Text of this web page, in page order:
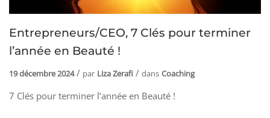
Entrepreneurs/CEO, 7 Clés pour terminer
l’année en Beauté !
19 décembre 2024 par Liza Zerafi dans Coaching
7 Clés pour terminer l’année en Beauté !